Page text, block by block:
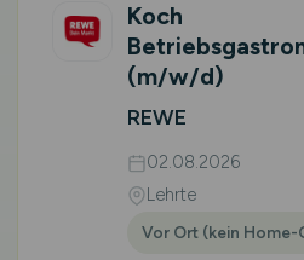
Koch
(m/w/d)
REWE
02.08.2026
Lehrte
Vor Ort (kein